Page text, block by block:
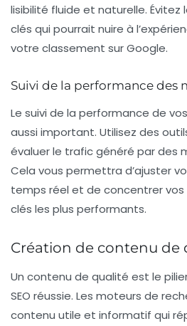
lisibilité fluide et naturelle.
clés qui pourrait nuire à
votre classement sur Google.
Suivi de la performance des
Le suivi de la performance de vos
aussi important. Utilisez des
évaluer le trafic généré par des
Cela vous permettra d’ajuster
temps réel et de concentrer
clés les plus performants.
Création de contenu de
Un contenu de qualité est le
SEO réussie. Les moteurs de
contenu utile et informatif qui